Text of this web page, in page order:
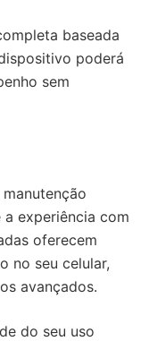
baseada
poderá
sem
experiência com
oferecem
no seu celular,
avançados.
do seu uso